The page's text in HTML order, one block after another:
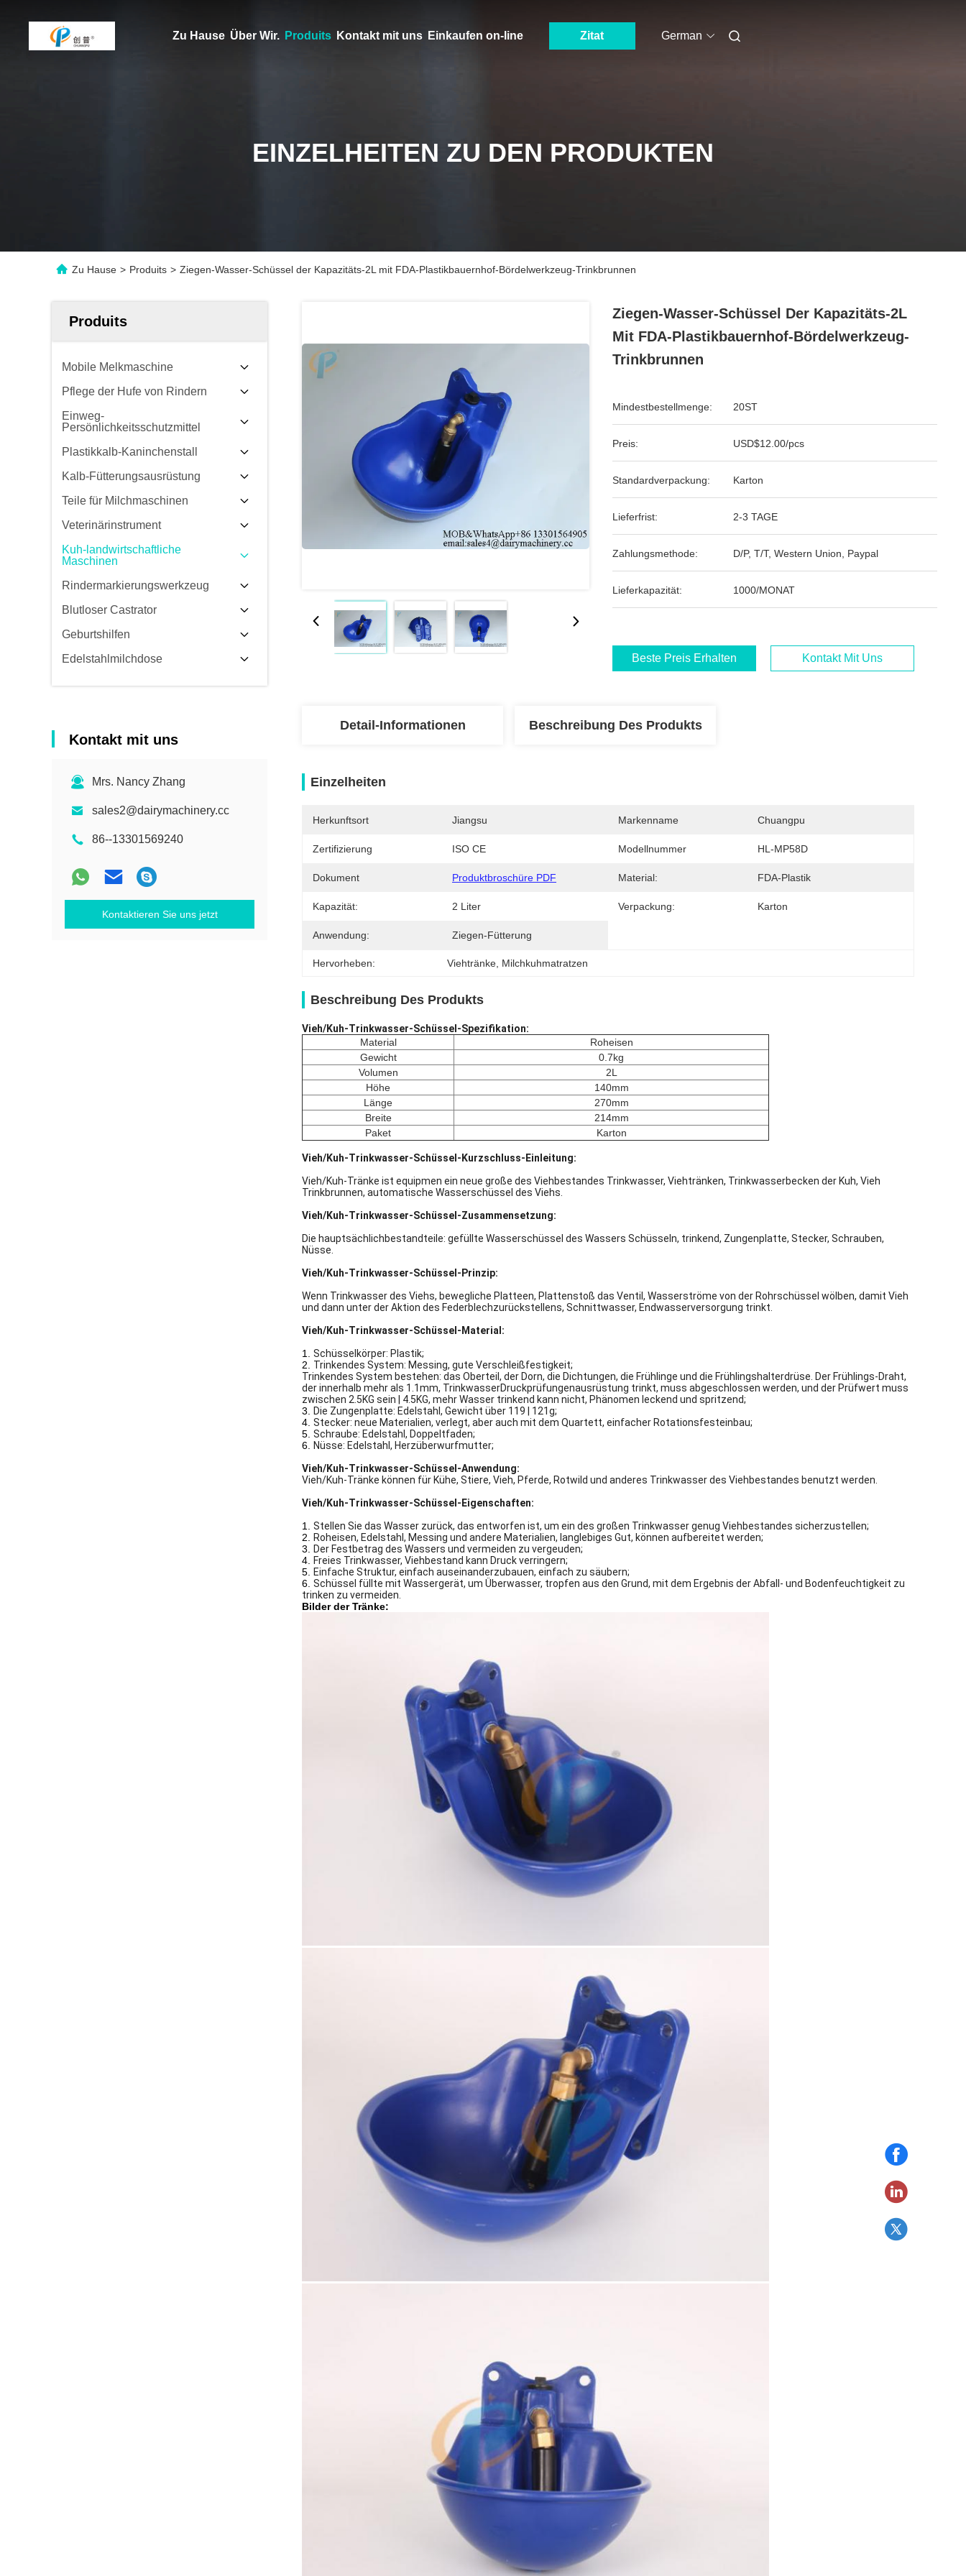
Zu Hause Über Wir. Produits Kontakt mit uns Einkaufen on-line Zitat German
EINZELHEITEN ZU DEN PRODUKTEN
Zu Hause > Produits > Ziegen-Wasser-Schüssel der Kapazitäts-2L mit FDA-Plastikbauernhof-Bördelwerkzeug-Trinkbrunnen
Produits
Mobile Melkmaschine
Pflege der Hufe von Rindern
Einweg-
Persönlichkeitsschutzmittel
Plastikkalb-Kaninchenstall
Kalb-Fütterungsausrüstung
Teile für Milchmaschinen
Veterinärinstrument
Kuh-landwirtschaftliche
Maschinen
Rindermarkierungswerkzeug
Blutloser Castrator
Geburtshilfen
Edelstahlmilchdose
Kontakt mit uns
Mrs. Nancy Zhang
sales2@dairymachinery.cc
86--13301569240
Kontaktieren Sie uns jetzt
Ziegen-Wasser-Schüssel Der Kapazitäts-2L
Mit FDA-Plastikbauernhof-Bördelwerkzeug-
Trinkbrunnen
Mindestbestellmenge: 20ST
Preis: USD$12.00/pcs
Standardverpackung: Karton
Lieferfrist: 2-3 TAGE
Zahlungsmethode: D/P, T/T, Western Union, Paypal
Lieferkapazität: 1000/MONAT
Beste Preis Erhalten Kontakt Mit Uns
Detail-Informationen Beschreibung Des Produkts
Einzelheiten
Herkunftsort Jiangsu Markenname Chuangpu
Zertifizierung ISO CE Modellnummer HL-MP58D
Dokument Produktbroschüre PDF Material: FDA-Plastik
Kapazität: 2 Liter Verpackung: Karton
Anwendung: Ziegen-Fütterung
Hervorheben: Viehtränke Milchkuhmatratzen
Beschreibung Des Produkts
Vieh/Kuh-Trinkwasser-Schüssel-Spezifikation:
Material
Roheisen
Gewicht
0.7kg
Volumen
2L
Höhe
140mm
Länge
270mm
Breite
214mm
Paket
Karton
Vieh/Kuh-Trinkwasser-Schüssel-Kurzschluss-Einleitung:
Vieh/Kuh-Tränke ist equipmen ein neue große des Viehbestandes Trinkwasser, Viehtränken, Trinkwasserbecken der Kuh, Vieh
Trinkbrunnen, automatische Wasserschüssel des Viehs.
Vieh/Kuh-Trinkwasser-Schüssel-Zusammensetzung:
Die hauptsächlichbestandteile: gefüllte Wasserschüssel des Wassers Schüsseln, trinkend, Zungenplatte, Stecker, Schrauben,
Nüsse.
Vieh/Kuh-Trinkwasser-Schüssel-Prinzip:
Wenn Trinkwasser des Viehs, bewegliche Platteen, Plattenstoß das Ventil, Wasserströme von der Rohrschüssel wölben, damit Vieh
und dann unter der Aktion des Federblechzurückstellens, Schnittwasser, Endwasserversorgung trinkt.
Vieh/Kuh-Trinkwasser-Schüssel-Material:
1. Schüsselkörper: Plastik;
2. Trinkendes System: Messing, gute Verschleißfestigkeit;
Trinkendes System bestehen: das Oberteil, der Dorn, die Dichtungen, die Frühlinge und die Frühlingshalterdrüse. Der Frühlings-Draht,
der innerhalb mehr als 1.1mm, TrinkwasserDruckprüfungenausrüstung trinkt, muss abgeschlossen werden, und der Prüfwert muss
zwischen 2.5KG sein | 4.5KG, mehr Wasser trinkend kann nicht, Phänomen leckend und spritzend;
3.
Die Zungenplatte: Edelstahl, Gewicht über 119 | 121g;
4. Stecker: neue Materialien, verlegt, aber auch mit dem Quartett, einfacher Rotationsfesteinbau;
5. Schraube: Edelstahl, Doppeltfaden;
6.
Nüsse: Edelstahl, Herzüberwurfmutter;
Vieh/Kuh-Trinkwasser-Schüssel-Anwendung:
Vieh/Kuh-Tränke können für Kühe, Stiere, Vieh, Pferde, Rotwild und anderes Trinkwasser des Viehbestandes benutzt werden.
Vieh/Kuh-Trinkwasser-Schüssel-Eigenschaften:
1. Stellen Sie das Wasser zurück, das entworfen ist, um ein des großen Trinkwasser genug Viehbestandes sicherzustellen;
2.
Roheisen, Edelstahl, Messing und andere Materialien, langlebiges Gut, können aufbereitet werden;
3.
Der Festbetrag des Wassers und vermeiden zu vergeuden;
4.
Freies Trinkwasser, Viehbestand kann Druck verringern;
5.
Einfache Struktur, einfach auseinanderzubauen, einfach zu säubern;
6. Schüssel füllte mit Wassergerät, um Überwasser, tropfen aus den Grund, mit dem Ergebnis der Abfall- und Bodenfeuchtigkeit zu
trinken zu vermeiden.
Bilder der Tränke: